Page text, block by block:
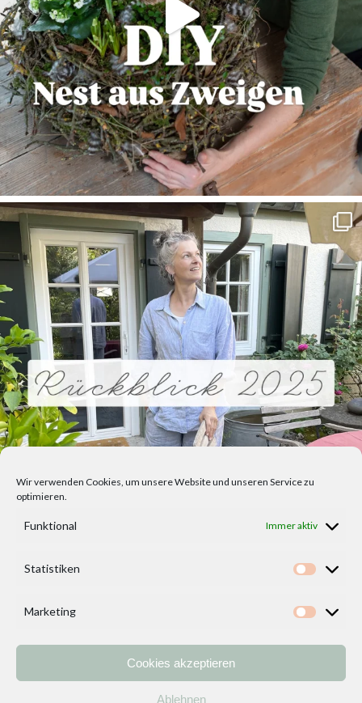
Wir verwenden Cookies, um unsere Website und unseren Service zu
optimieren.
Funktional Immer aktiv
Statistiken
Marketing
Cookies akzeptieren
Ablehnen
Kontakt